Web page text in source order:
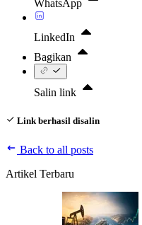
WhatsApp
LinkedIn
Bagikan
Salin link
Link berhasil disalin
Back to all posts
Artikel Terbaru